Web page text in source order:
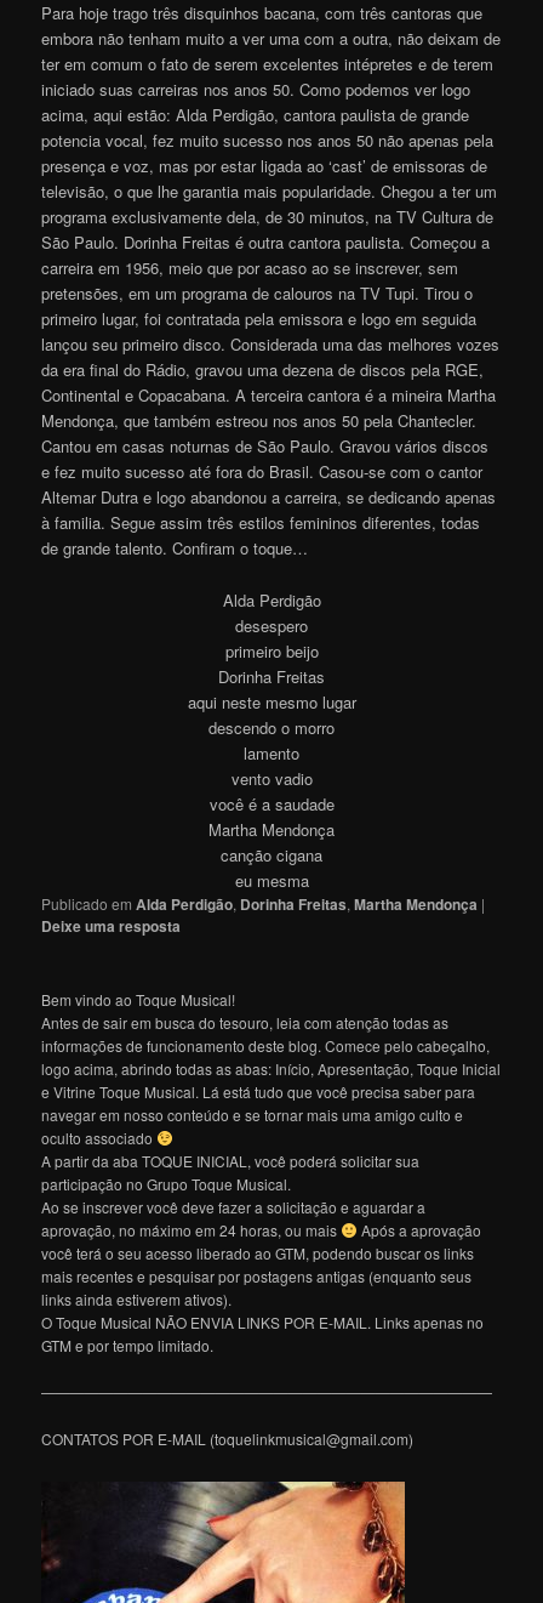
Para hoje trago três disquinhos bacana, com três cantoras que
embora não tenham muito a ver uma com a outra, não deixam de
ter em comum o fato de serem excelentes intépretes e de terem
iniciado suas carreiras nos anos 50. Como podemos ver logo
acima, aqui estão: Alda Perdigão, cantora paulista de grande
potencia vocal, fez muito sucesso nos anos 50 não apenas pela
presença e voz, mas por estar ligada ao ‘cast’ de emissoras de
televisão, o que lhe garantia mais popularidade. Chegou a ter um
programa exclusivamente dela, de 30 minutos, na TV Cultura de
São Paulo. Dorinha Freitas é outra cantora paulista. Começou a
carreira em 1956, meio que por acaso ao se inscrever, sem
pretensões, em um programa de calouros na TV Tupi. Tirou o
primeiro lugar, foi contratada pela emissora e logo em seguida
lançou seu primeiro disco. Considerada uma das melhores vozes
da era final do Rádio, gravou uma dezena de discos pela RGE,
Continental e Copacabana. A terceira cantora é a mineira Martha
Mendonça, que também estreou nos anos 50 pela Chantecler.
Cantou em casas noturnas de São Paulo. Gravou vários discos
e fez muito sucesso até fora do Brasil. Casou-se com o cantor
Altemar Dutra e logo abandonou a carreira, se dedicando apenas
à familia. Segue assim três estilos femininos diferentes, todas
de grande talento. Confiram o toque…
Alda Perdigão
desespero
primeiro beijo
Dorinha Freitas
aqui neste mesmo lugar
descendo o morro
lamento
vento vadio
você é a saudade
Martha Mendonça
canção cigana
eu mesma
Publicado em Alda Perdigão, Dorinha Freitas,Martha Mendonça |
Deixe uma resposta
Bem vindo ao Toque Musical!
Antes de sair em busca do tesouro, leia com atenção todas as
informações de funcionamento deste blog. Comece pelo cabeçalho,
logo acima, abrindo todas as abas: Início, Apresentação, Toque Inicial
e Vitrine Toque Musical. Lá está tudo que você precisa saber para
navegar em nosso conteúdo e se tornar mais uma amigo culto e
oculto associado
A partir da aba TOQUE INICIAL, você poderá solicitar sua
participação no Grupo Toque Musical.
Ao se inscrever você deve fazer a solicitação e aguardar a
aprovação, no máximo em 24 horas, ou mais
Após a aprovação
você terá o seu acesso liberado ao GTM, podendo buscar os links
mais recentes e pesquisar por postagens antigas (enquanto seus
links ainda estiverem ativos).
O Toque Musical NÃO ENVIA LINKS POR E-MAIL. Links apenas no
GTM e por tempo limitado.
———————————————————————————————
CONTATOS POR E-MAIL (toquelinkmusical@gmail.com)